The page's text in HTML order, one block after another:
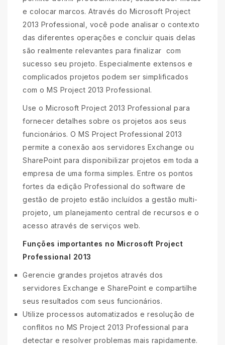
e colocar marcos. Através do Microsoft Project
2013 Professional, você pode analisar o contexto
das diferentes operações e concluir quais delas
são realmente relevantes para finalizar com
sucesso seu projeto. Especialmente extensos e
complicados projetos podem ser simplificados
com o MS Project 2013 Professional.
Use o Microsoft Project 2013 Professional para
fornecer detalhes sobre os projetos aos seus
funcionários. O MS Project Professional 2013
permite a conexão aos servidores Exchange ou
SharePoint para disponibilizar projetos em toda a
empresa de uma forma simples. Entre os pontos
fortes da edição Professional do software de
gestão de projeto estão incluídos a gestão multi-
projeto, um planejamento central de recursos e o
acesso através de serviços web.
Funções importantes no Microsoft Project
Professional 2013
Gerencie grandes projetos através dos
servidores Exchange e SharePoint e compartilhe
seus resultados com seus funcionários.
Utilize processos automatizados e resolução de
conflitos no MS Project 2013 Professional para
detectar e resolver problemas mais rapidamente.